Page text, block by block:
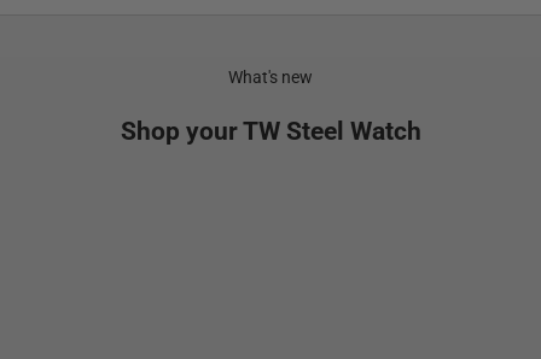
What's new
Shop your TW Steel Watch